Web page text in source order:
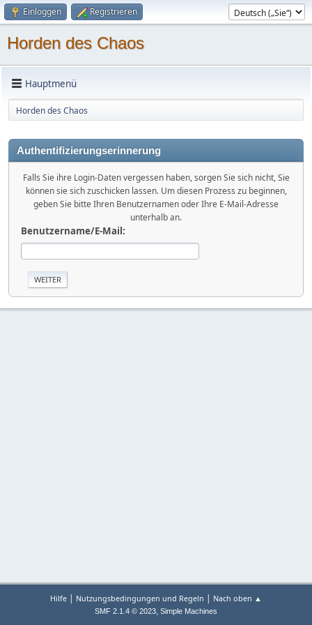
Einloggen Registrieren
Horden des Chaos
Hauptmenü
Horden des Chaos
Authentifizierungserinnerung
Falls Sie ihre Login-Daten vergessen haben, sorgen Sie sich nicht, Sie
können sie sich zuschicken lassen. Um diesen Prozess zu beginnen,
geben Sie bitte Ihren Benutzernamen oder Ihre E-Mail-Adresse
unterhalb an.
Benutzername/E-Mail:
Hilfe | Nutzungsbedingungen und Regeln | Nach oben ▲
SMF 2.1.4 © 2023, Simple Machines